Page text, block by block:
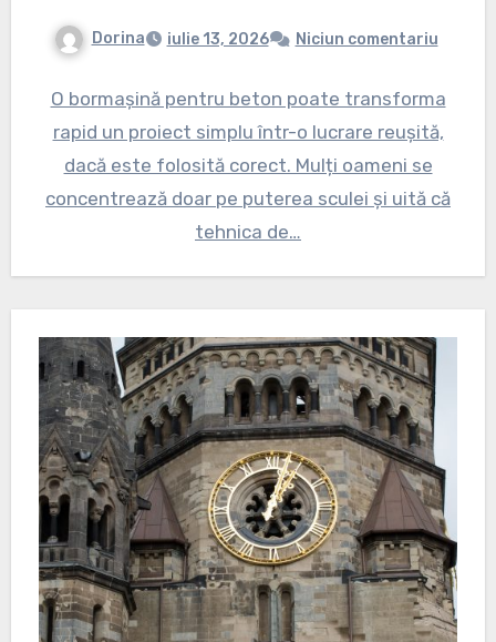
Dorina iulie 13, 2026 Niciun comentariu
O bormașină pentru beton poate transforma
rapid un proiect simplu într-o lucrare reușită,
dacă este folosită corect. Mulți oameni se
concentrează doar pe puterea sculei și uită că
tehnica de…